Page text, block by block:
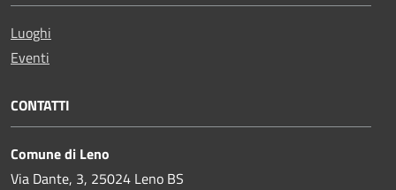
Luoghi
Eventi
CONTATTI
Comune di Leno
Via Dante, 3, 25024 Leno BS